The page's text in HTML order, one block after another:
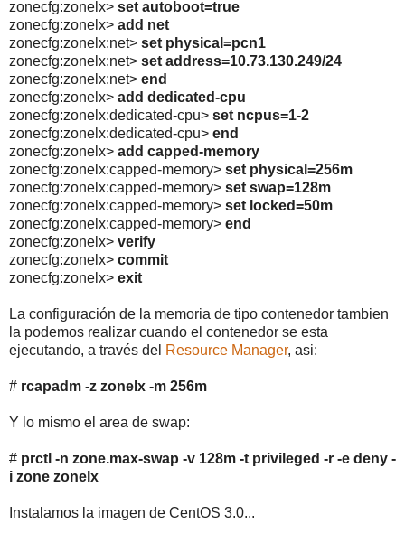
zonecfg:zonelx> set autoboot=true
zonecfg:zonelx> add net
zonecfg:zonelx:net> set physical=pcn1
zonecfg:zonelx:net> set address=10.73.130.249/24
zonecfg:zonelx:net> end
zonecfg:zonelx> add dedicated-cpu
zonecfg:zonelx:dedicated-cpu> set ncpus=1-2
zonecfg:zonelx:dedicated-cpu> end
zonecfg:zonelx> add capped-memory
zonecfg:zonelx:capped-memory> set physical=256m
zonecfg:zonelx:capped-memory> set swap=128m
zonecfg:zonelx:capped-memory> set locked=50m
zonecfg:zonelx:capped-memory> end
zonecfg:zonelx> verify
zonecfg:zonelx> commit
zonecfg:zonelx> exit
La configuración de la memoria de tipo contenedor tambien
la podemos realizar cuando el contenedor se esta
ejecutando, a través del Resource Manager, asi:
# rcapadm -z zonelx -m 256m
Y lo mismo el area de swap:
# prctl -n zone.max-swap -v 128m -t privileged -r -e deny -
i zone zonelx
Instalamos la imagen de CentOS 3.0...